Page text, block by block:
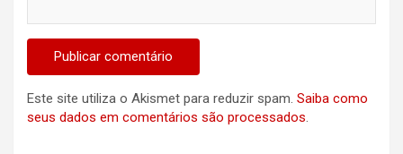
Este site utiliza o Akismet para reduzir spam. Saiba como
seus dados em comentários são processados.